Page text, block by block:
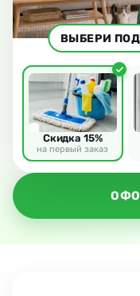
ВЫБЕРИ
Скидка 15%
на первый заказ